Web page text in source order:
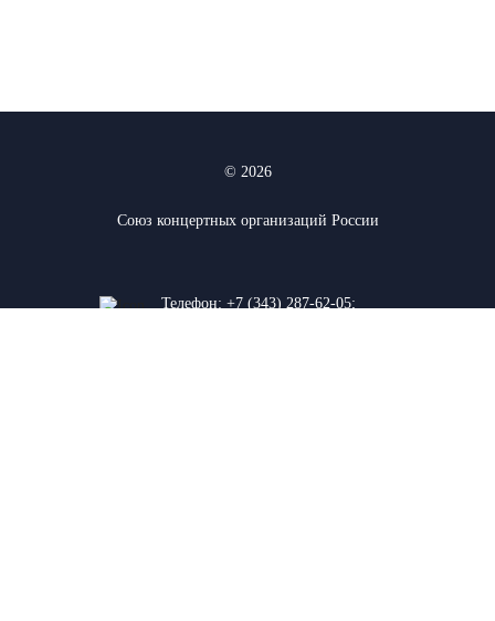
© 2026
Союз концертных организаций России
Телефон: +7 (343) 287-62-05;